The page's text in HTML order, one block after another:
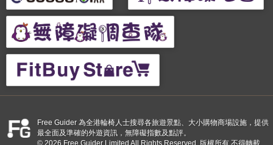
Free Guider 為全港輪椅人士搜尋各旅遊景點、大小購物商場設施，提供
最全面及準確的外遊資訊，無障礙指數及點評。
© 2026 Free Guider Limited All Rights Reserved. 版權所有 不得轉載